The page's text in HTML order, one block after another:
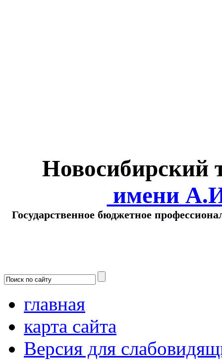
Новосибирский
имени
Государственное бюджетное
главная
карта сайта
Версия для